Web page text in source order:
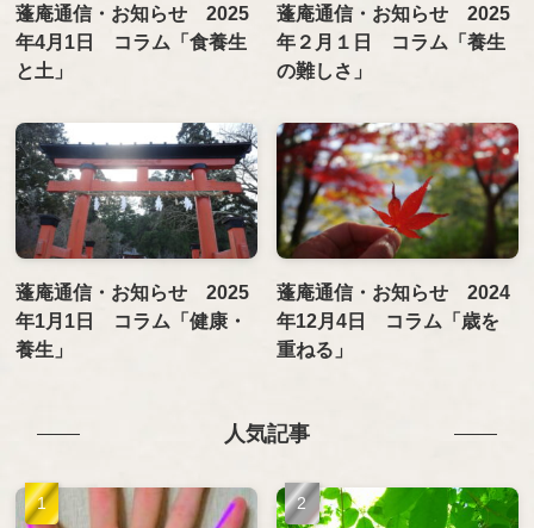
蓬庵通信・お知らせ 2025
年4月1日 コラム「食養生
と土」
蓬庵通信・お知らせ 2025
年２月１日 コラム「養生
の難しさ」
蓬庵通信・お知らせ 2025
年1月1日 コラム「健康・
養生」
蓬庵通信・お知らせ 2024
年12月4日 コラム「歳を
重ねる」
人気記事